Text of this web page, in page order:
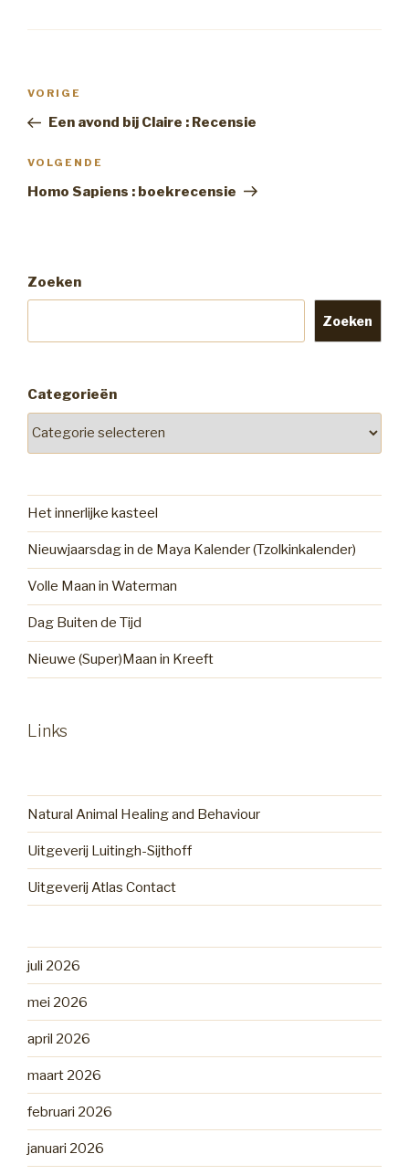
Vorig
bericht
VORIGE
Een avond bij Claire : Recensie
Volgend
Bericht
VOLGENDE
Homo Sapiens : boekrecensie
Zoeken
Zoeken
Categorieën
Het innerlijke kasteel
Nieuwjaarsdag in de Maya Kalender (Tzolkinkalender)
Volle Maan in Waterman
Dag Buiten de Tijd
Nieuwe (Super)Maan in Kreeft
Links
Natural Animal Healing and Behaviour
Uitgeverij Luitingh-Sijthoff
Uitgeverij Atlas Contact
juli 2026
mei 2026
april 2026
maart 2026
februari 2026
januari 2026